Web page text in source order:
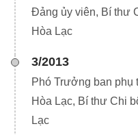
Đảng ủy viên, Bí thư
Hòa Lạc
3/2013
Phó Trưởng ban phụ
Hòa Lạc, Bí thư Chi
Lạc